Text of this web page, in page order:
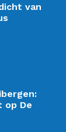
van
op De